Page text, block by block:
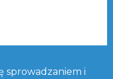
sprowadzaniem i